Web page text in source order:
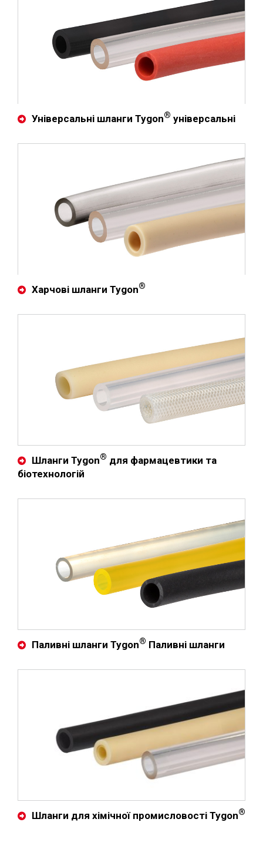
Універсальні шланги Tygon® універсальні
Харчові шланги Tygon®
Шланги Tygon® для фармацевтики та
біотехнологій
Паливні шланги Tygon® Паливні шланги
Шланги для хімічної промисловості Tygon®